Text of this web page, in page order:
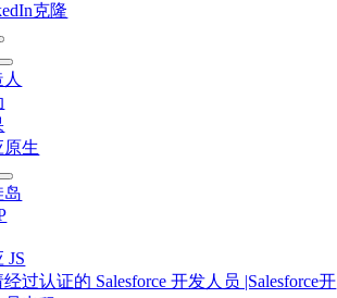
克隆
原生
岛
JS
过认证的 Salesforce 开发人员 |Salesforce开